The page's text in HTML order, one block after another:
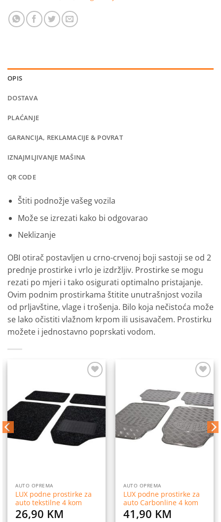
OPIS
DOSTAVA
PLAĆANJE
GARANCIJA, REKLAMACIJE & POVRAT
IZNAJMLJIVANJE MAŠINA
QR CODE
Štiti podnožje vašeg vozila
Može se izrezati kako bi odgovarao
Neklizanje
OBI otirač postavljen u crno-crvenoj boji sastoji se od 2
prednje prostirke i vrlo je izdržljiv. Prostirke se mogu
rezati po mjeri i tako osigurati optimalno pristajanje.
Ovim podnim prostirkama štitite unutrašnjost vozila
od prljavštine, vlage i trošenja. Bilo koja nečistoća može
se lako očistiti vlažnom krpom ili usisavačem. Prostirku
možete i jednostavno poprskati vodom.
listu
želja
AUTO OPREMA
LUX podne prostirke za
auto tekstilne 4 kom
26,90 KM
na
listu
želja
AUTO OPREMA
LUX podne prostirke za
auto Carbonline 4 kom
41,90 KM